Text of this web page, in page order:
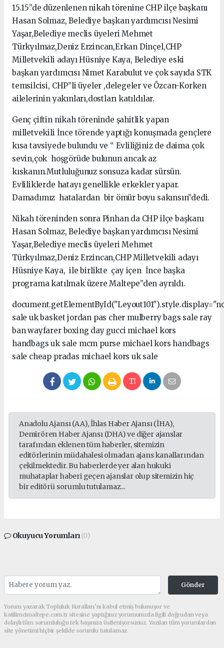
15.15”de düzenlenen nikah törenine CHP ilçe başkanı
Hasan Solmaz, Belediye başkan yardımcısı Nesimi
Yaşar,Belediye meclis üyeleri Mehmet
Türkyılmaz,Deniz Erzincan,Erkan Dinçel,CHP
Milletvekili adayı Hüsniye Kaya, Belediye eski
başkan yardımcısı Nimet Karabulut ve çok sayıda STK
temsilcisi, CHP”li üyeler ,delegeler ve Özcan-Korken
ailelerinin yakınları,dostları katıldılar.
Genç çiftin nikah töreninde şahitlik yapan
milletvekili İnce törende yaptığı konuşmada gençlere
kısa tavsiyede bulundu ve “ Evliliğiniz de daima çok
sevin,çok hoşgörüde bulunun ancak az
kıskanın.Mutluluğunuz sonsuza kadar sürsün.
Evliliklerde hatayı genellikle erkekler yapar.
Damadımız hatalardan bir ömür boyu sakınsın”dedi.
Nikah töreninden sonra Pinhan da CHP ilçe başkanı
Hasan Solmaz, Belediye başkan yardımcısı Nesimi
Yaşar,Belediye meclis üyeleri Mehmet
Türkyılmaz,Deniz Erzincan,CHP Milletvekili adayı
Hüsniye Kaya, ile birlikte çay içen İnce başka
programa katılmak üzere Maltepe”den ayrıldı.
sale uk basket jordan pas cher mulberry bags sale ray
ban wayfarer boxing day gucci michael kors
handbags uk sale mcm purse michael kors handbags
sale cheap pradas michael kors uk sale
Anadolu Ajansı (AA), İhlas Haber Ajansı (İHA),
Demirören Haber Ajansı (DHA) ve diğer ajanslar
tarafından eklenen tüm haberler, sitemizin
editörlerinin müdahalesi olmadan ajans kanallarından
çekilmektedir. Bu haberlerde yer alan hukuki
muhataplar haberi geçen ajanslar olup sitemizin hiç
bir editörü sorumlu tutulamaz...
Okuyucu Yorumları(0)
Gönder
Yorum yazarak Topluluk Kuralları’nı kabul etmiş bulunuyor ve
katilimcimaltepe.com.tr sitesine yaptığınız yorumunuzla ilgili doğrudan veya
dolaylı tüm sorumluluğu tek başınıza üstleniyorsunuz. Yazılan tüm yorumlardan
site yönetimi hiçbir şekilde sorumlu tutulamaz.